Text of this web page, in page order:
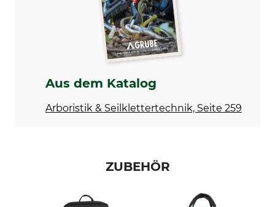
80 l
Aus dem Katalog
Arboristik & Seilklettertechnik, Seite 259
ZUBEHÖR